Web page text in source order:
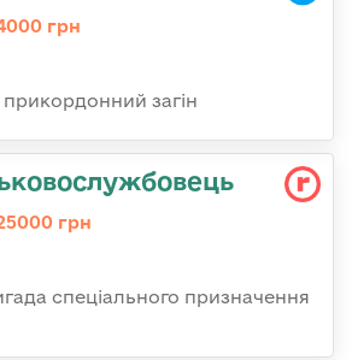
грн
загін
грн
спеціального призначення